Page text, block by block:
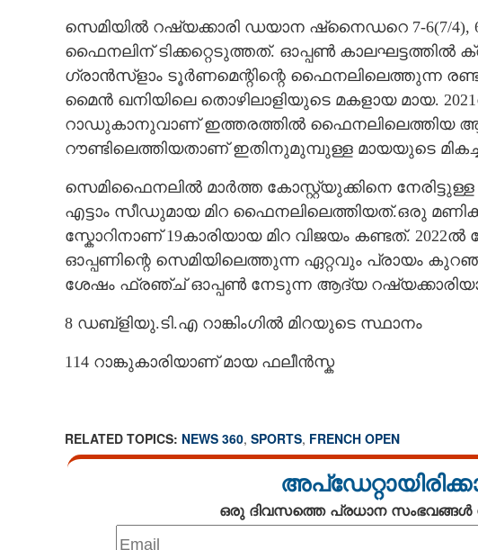
സെമിയിൽ റഷ്യക്കാരി ഡയാന ഷ്നൈഡറെ 7-6(7/4),
ഫൈനലിന് ടിക്കറ്റെടുത്തത്. ഓപ്പൺ കാലഘട്ടത്തിൽ
ഗ്രാൻസ്ളാം ടൂർണമെന്റിന്റെ ഫൈനലിലെത്തുന്ന
മൈൻ ഖനിയിലെ തൊഴിലാളിയുടെ മകളായ മായ.
റാഡുകാനുവാണ് ഇത്തരത്തിൽ ഫൈനലിലെത്തിയ
റൗണ്ടിലെത്തിയതാണ് ഇതിനുമുമ്പുള്ള മായയു‌ടെ
സെമിഫൈനലിൽ മാർത്ത കോസ്റ്റ്യുക്കിനെ
എട്ടാം സീഡുമായ മിറ ഫൈനലിലെത്തിയത്.ഒരു മണിക്കൂർ
സ്കോറിനാണ് 19കാരിയായ മിറ വിജയം കണ്ടത്.
ഓപ്പണിന്റെ സെമിയിലെത്തുന്ന ഏറ്റവും പ്രായം
ശേഷം ഫ്രഞ്ച് ഓപ്പൺ നേടുന്ന ആദ്യ
8 ഡബ്ളിയു.ടി.എ റാങ്കിംഗിൽ മിറയുടെ സ്ഥാനം
114 റാങ്കുകാരിയാണ് മായ ഫലീൻസ്ക
RELATED TOPICS: NEWS 360, SPORTS, FRENCH OPEN
ഒരു ദിവസത്തെ പ്രധാന